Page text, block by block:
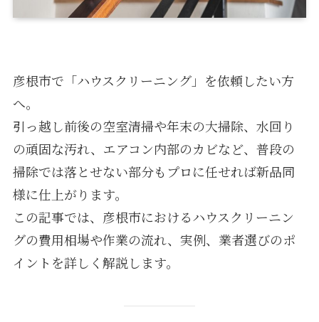
彦根市で「ハウスクリーニング」を依頼したい方
へ。
引っ越し前後の空室清掃や年末の大掃除、水回り
の頑固な汚れ、エアコン内部のカビなど、普段の
掃除では落とせない部分もプロに任せれば新品同
様に仕上がります。
この記事では、彦根市におけるハウスクリーニン
グの費用相場や作業の流れ、実例、業者選びのポ
イントを詳しく解説します。